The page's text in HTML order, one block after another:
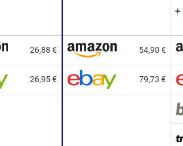
26,88 €
26,95 €
54,90 €
79,73 €